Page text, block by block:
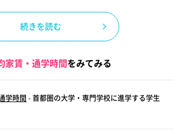
続きを読む
家賃・通学時間をみてみる
学時間 - 首都圏の大学・専門学校に進学する学生